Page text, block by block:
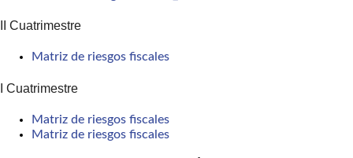
II Cuatrimestre
Matriz de riesgos fiscales
I Cuatrimestre
Matriz de riesgos fiscales
Matriz de riesgos fiscales